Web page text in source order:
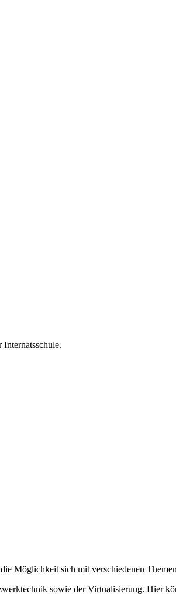
Möglichkeit sich mit verschiedenen
sowie der Virtualisierung. Hier